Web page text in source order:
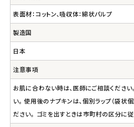
表面材：コットン、吸収体：綿状パルプ
製造国
日本
注意事項
お肌に合わない時は、医師にご相談ください
い。 使用後のナプキンは、個別ラップ（袋状
ださい。 ゴミを出すときは市町村の区分に従